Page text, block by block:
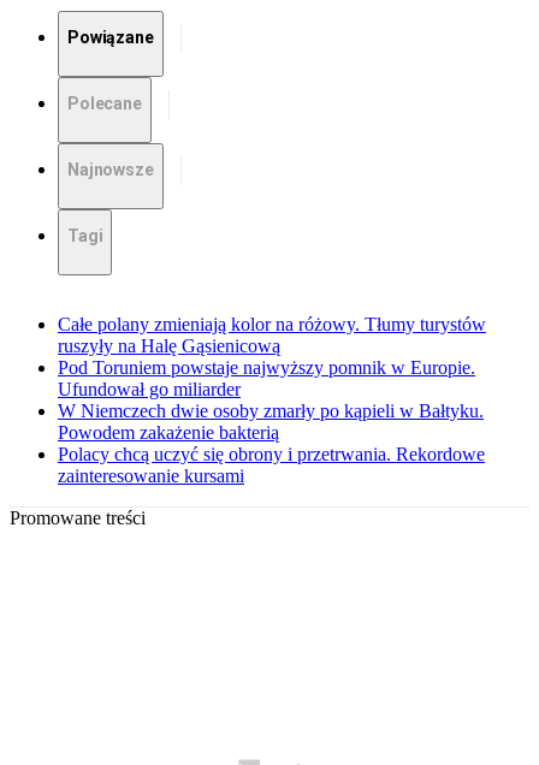
Powiązane
Polecane
Najnowsze
Tagi
Całe polany zmieniają kolor na różowy. Tłumy turystów
ruszyły na Halę Gąsienicową
Pod Toruniem powstaje najwyższy pomnik w Europie.
Ufundował go miliarder
W Niemczech dwie osoby zmarły po kąpieli w Bałtyku.
Powodem zakażenie bakterią
Polacy chcą uczyć się obrony i przetrwania. Rekordowe
zainteresowanie kursami
Promowane treści